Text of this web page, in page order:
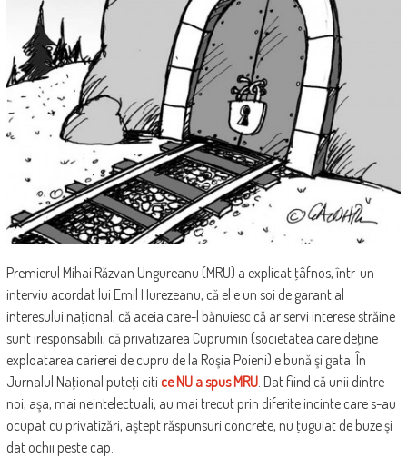
Premierul Mihai Răzvan Ungureanu (MRU) a explicat ţâfnos, într-un
interviu acordat lui Emil Hurezeanu, că el e un soi de garant al
interesului naţional, că aceia care-l bănuiesc că ar servi interese străine
sunt iresponsabili, că privatizarea Cuprumin (societatea care deţine
exploatarea carierei de cupru de la Roşia Poieni) e bună şi gata. În
Jurnalul Naţional puteţi citi ce NU a spus MRU. Dat fiind că unii dintre
noi, aşa, mai neintelectuali, au mai trecut prin diferite incinte care s-au
ocupat cu privatizări, aştept răspunsuri concrete, nu ţuguiat de buze şi
dat ochii peste cap.